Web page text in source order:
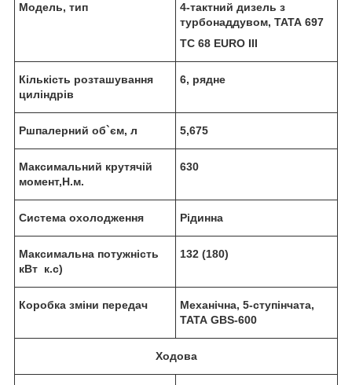
Модель, тип
4-тактний дизель з
турбонаддувом, ТАТА 697
ТС 68 EURO ІІІ
Кількість розташування
циліндрів
6, рядне
Ршпалерний об`єм, л 5,675
Максимальний крутячій
момент,Н.м.
630
Система охолодження Рідинна
Максимальна потужність
кВт к.с)
132 (180)
Коробка зміни передач Механічна, 5-ступінчата,
ТАТА GВS-600
Ходова